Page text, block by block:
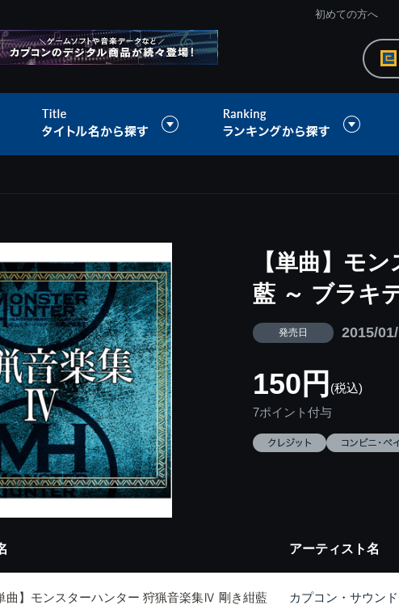
初めての方へ
【単曲】モ
藍 ～ ブラキ
発売日 2015/
150円 (税込)
7ポイント付与
アーティスト名
曲】モンスターハンター 狩猟音楽集Ⅳ 剛き紺藍
カプコン・サウン